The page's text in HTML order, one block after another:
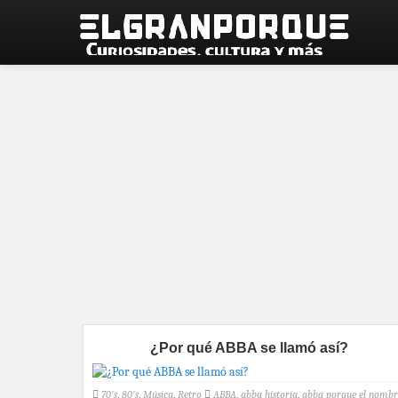
¿Por qué ABBA se llamó así?
70's, 80's, Música, Retro ABBA, abba historia, abba porque el